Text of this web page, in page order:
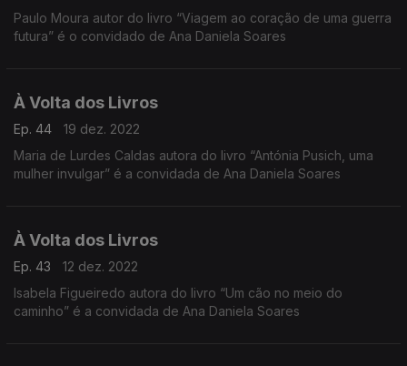
Paulo Moura autor do livro “Viagem ao coração de uma guerra
futura” é o convidado de Ana Daniela Soares
À Volta dos Livros
Ep. 44
19 dez. 2022
Maria de Lurdes Caldas autora do livro “Antónia Pusich, uma
mulher invulgar” é a convidada de Ana Daniela Soares
À Volta dos Livros
Ep. 43
12 dez. 2022
Isabela Figueiredo autora do livro “Um cão no meio do
caminho” é a convidada de Ana Daniela Soares